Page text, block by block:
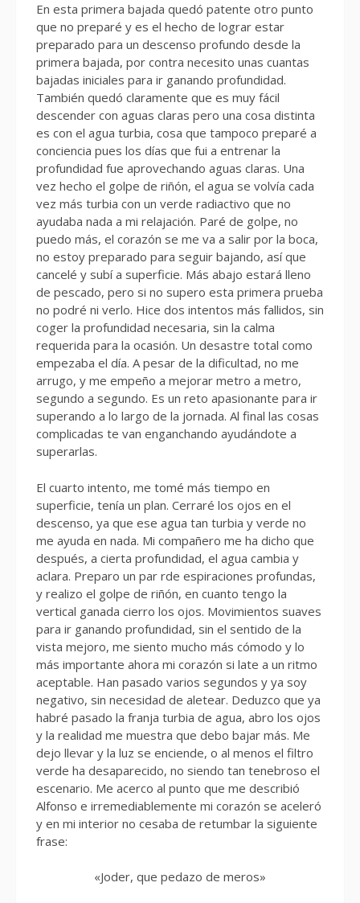
En esta primera bajada quedó patente otro punto
que no preparé y es el hecho de lograr estar
preparado para un descenso profundo desde la
primera bajada, por contra necesito unas cuantas
bajadas iniciales para ir ganando profundidad.
También quedó claramente que es muy fácil
descender con aguas claras pero una cosa distinta
es con el agua turbia, cosa que tampoco preparé a
conciencia pues los días que fui a entrenar la
profundidad fue aprovechando aguas claras. Una
vez hecho el golpe de riñón, el agua se volvía cada
vez más turbia con un verde radiactivo que no
ayudaba nada a mi relajación. Paré de golpe, no
puedo más, el corazón se me va a salir por la boca,
no estoy preparado para seguir bajando, así que
cancelé y subí a superficie. Más abajo estará lleno
de pescado, pero si no supero esta primera prueba
no podré ni verlo. Hice dos intentos más fallidos, sin
coger la profundidad necesaria, sin la calma
requerida para la ocasión. Un desastre total como
empezaba el día. A pesar de la dificultad, no me
arrugo, y me empeño a mejorar metro a metro,
segundo a segundo. Es un reto apasionante para ir
superando a lo largo de la jornada. Al final las cosas
complicadas te van enganchando ayudándote a
superarlas.
El cuarto intento, me tomé más tiempo en
superficie, tenía un plan. Cerraré los ojos en el
descenso, ya que ese agua tan turbia y verde no
me ayuda en nada. Mi compañero me ha dicho que
después, a cierta profundidad, el agua cambia y
aclara. Preparo un par rde espiraciones profundas,
y realizo el golpe de riñón, en cuanto tengo la
vertical ganada cierro los ojos. Movimientos suaves
para ir ganando profundidad, sin el sentido de la
vista mejoro, me siento mucho más cómodo y lo
más importante ahora mi corazón si late a un ritmo
aceptable. Han pasado varios segundos y ya soy
negativo, sin necesidad de aletear. Deduzco que ya
habré pasado la franja turbia de agua, abro los ojos
y la realidad me muestra que debo bajar más. Me
dejo llevar y la luz se enciende, o al menos el filtro
verde ha desaparecido, no siendo tan tenebroso el
escenario. Me acerco al punto que me describió
Alfonso e irremediablemente mi corazón se aceleró
y en mi interior no cesaba de retumbar la siguiente
frase:
«Joder, que pedazo de meros»